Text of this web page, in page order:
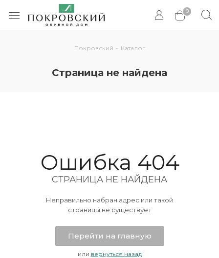
0
Покровский - Каталог
Страница не найдена
Ошибка 404
СТРАНИЦА НЕ НАЙДЕНА
Неправильно набран адрес или такой
страницы не существует
Перейти на главную
или вернуться назад